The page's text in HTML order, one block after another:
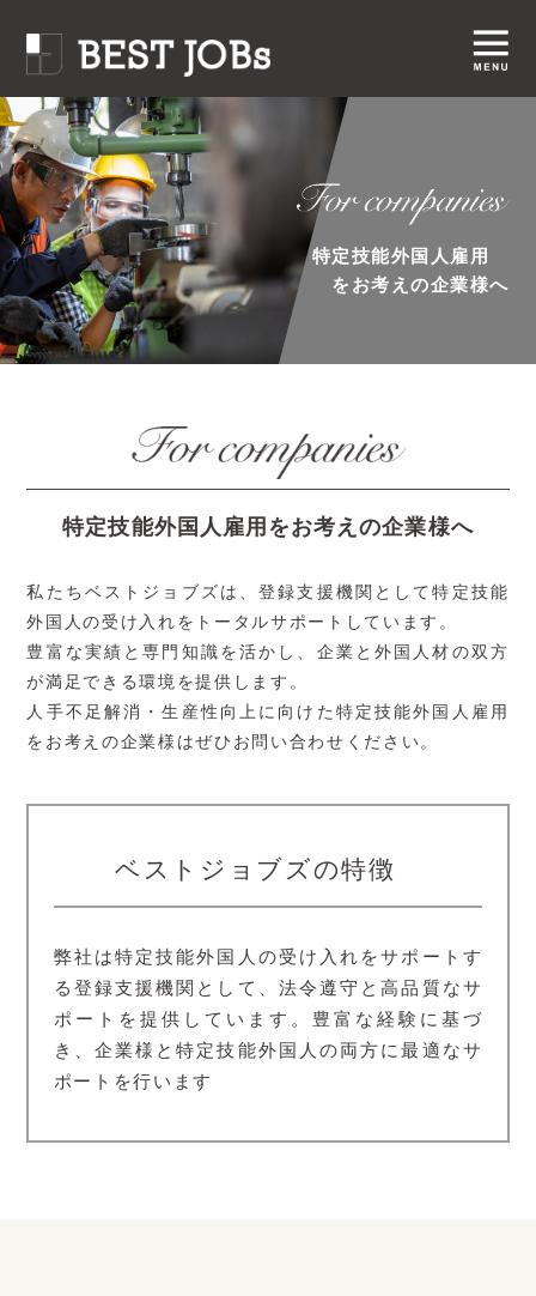
特定技能外国人雇用
をお考えの企業様へ
特定技能外国人雇用をお考えの企業様へ
私たちベストジョブズは、登録支援機関として特定技能
外国人の受け入れをトータルサポートしています。
豊富な実績と専門知識を活かし、企業と外国人材の双方
が満足できる環境を提供します。
人手不足解消・生産性向上に向けた特定技能外国人雇用
をお考えの企業様はぜひお問い合わせください。
ベストジョブズの特徴
弊社は特定技能外国人の受け入れをサポートす
る登録支援機関として、法令遵守と高品質なサ
ポートを提供しています。豊富な経験に基づ
き、企業様と特定技能外国人の両方に最適なサ
ポートを行います